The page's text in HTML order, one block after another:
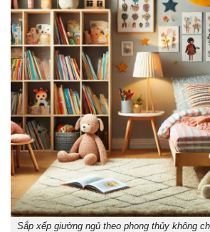
Sắp xếp giường ngủ theo phong thủy không